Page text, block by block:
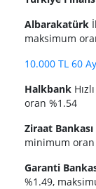
Albarakatürk
maksimum
10.000 TL 60
Halkbank
oran %1.54
Ziraat Bankası
minimum oran
Garanti
%1.49,